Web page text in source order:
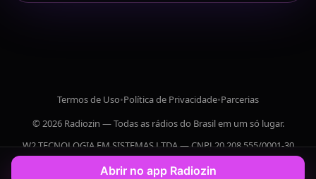
Termos de Uso•Política de Privacidade•Parcerias
© 2026 Radiozin — Todas as rádios do Brasil em um só lugar.
W2 TECNOLOGIA EM SISTEMAS LTDA — CNPJ 20.208.555/0001-30
Abrir no app Radiozin